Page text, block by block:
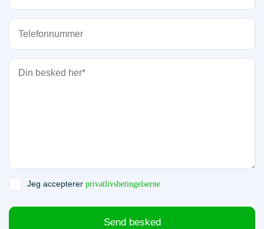
Jeg accepterer privatlivsbetingelserne
Send besked